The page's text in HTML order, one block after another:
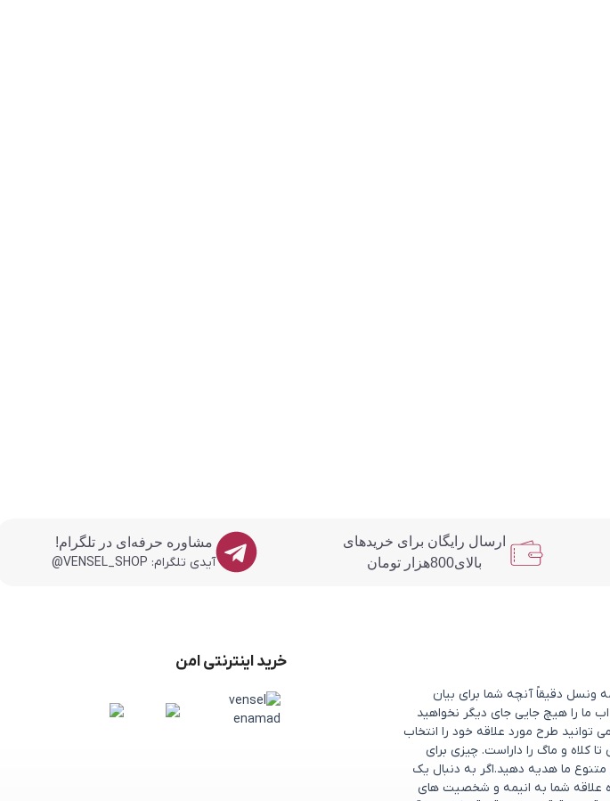
ارسال رایگان برای خریدهای
بالای800هزار تومان
مشاوره حرفه‌ای در تلگرام!
آیدی تلگرام: VENSEL_SHOP@
ونسل دقیقاً آنچه شما برای بیان
ما را هیچ جایی جای دیگر نخواهید
طرح مورد علاقه خود را انتخاب
کلاه و ماگ را داراست. چیزی برای
ما هدیه دهید.اگر به دنبال یک
علاقه شما به انیمه و شخصیت های
خرید اینترنتی امن